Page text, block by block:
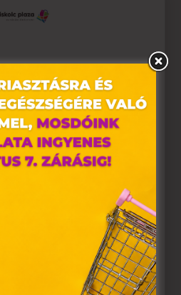
használ
kat (továbbiakban „süti")
fájlok, melyek információt
Ehhez az Ön
hírközlésről szóló 2003. évi C.
szolgáltatások, az
összefüggő szolgáltatások
évi CVIII. törvény, valamint
megfelelően használjuk.
az Európai Unió országain
használatához, és ezeknek a
vagy egyéb eszközén történő
hozzájárulását kell kérniük.